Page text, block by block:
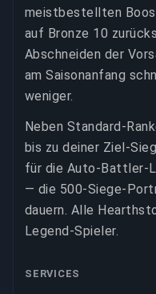
meistbestellten
auf Bronze 10
Abschneiden der
am Saisonanfang
weniger.
Neben Standard-
bis zu deiner Ziel-
für die Auto-Battler-
— die 500-Siege-
dauern. Alle
Legend-Spieler.
SERVICES